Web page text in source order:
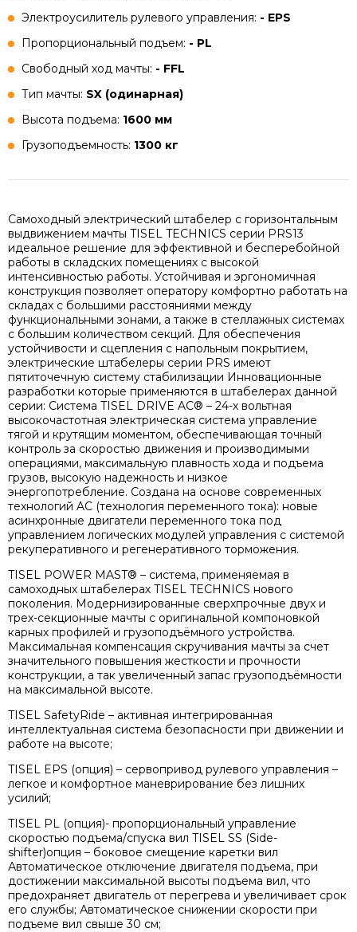
Электроусилитель рулевого управления: - EPS
Пропорциональный подъем: - PL
Свободный ход мачты: - FFL
Тип мачты: SX (одинарная)
Высота подъема: 1600 мм
Грузоподъемность: 1300 кг
Самоходный электрический штабелер с горизонтальным
выдвижением мачты TISEL TECHNICS серии PRS13
идеальное решение для эффективной и бесперебойной
работы в складских помещениях с высокой
интенсивностью работы. Устойчивая и эргономичная
конструкция позволяет оператору комфортно работать на
складах с большими расстояниями между
функциональными зонами, а также в стеллажных системах
с большим количеством секций. Для обеспечения
устойчивости и сцепления с напольным покрытием,
электрические штабелеры серии PRS имеют
пятиточечную систему стабилизации Инновационные
разработки которые применяются в штабелерах данной
серии: Система TISEL DRIVE AC® – 24-х вольтная
высокочастотная электрическая система управление
тягой и крутящим моментом, обеспечивающая точный
контроль за скоростью движения и производимыми
операциями, максимальную плавность хода и подъема
грузов, высокую надежность и низкое
энергопотребление. Создана на основе современных
технологий AC (технология переменного тока): новые
асинхронные двигатели переменного тока под
управлением логических модулей управления с системой
рекуперативного и регенеративного торможения.
TISEL POWER MAST® – система, применяемая в
самоходных штабелерах TISEL TECHNICS нового
поколения. Модернизированные сверхпрочные двух и
трех-секционные мачты с оригинальной компоновкой
карных профилей и грузоподъёмного устройства.
Максимальная компенсация скручивания мачты за счет
значительного повышения жесткости и прочности
конструкции, а так увеличенный запас грузоподъёмности
на максимальной высоте.
TISEL SafetyRide – активная интегрированная
интеллектуальная система безопасности при движении и
работе на высоте;
TISEL EPS (опция) – сервопривод рулевого управления –
легкое и комфортное маневрирование без лишних
усилий;
TISEL PL (опция)- пропорциональный управление
скоростью подъема/спуска вил TISEL SS (Side-
shifter)опция – боковое смещение каретки вил
Автоматическое отключение двигателя подъема, при
достижении максимальной высоты подъема вил, что
предохраняет двигатель от перегрева и увеличивает срок
его службы; Автоматическое снижении скорости при
подъеме вил свыше 30 см;